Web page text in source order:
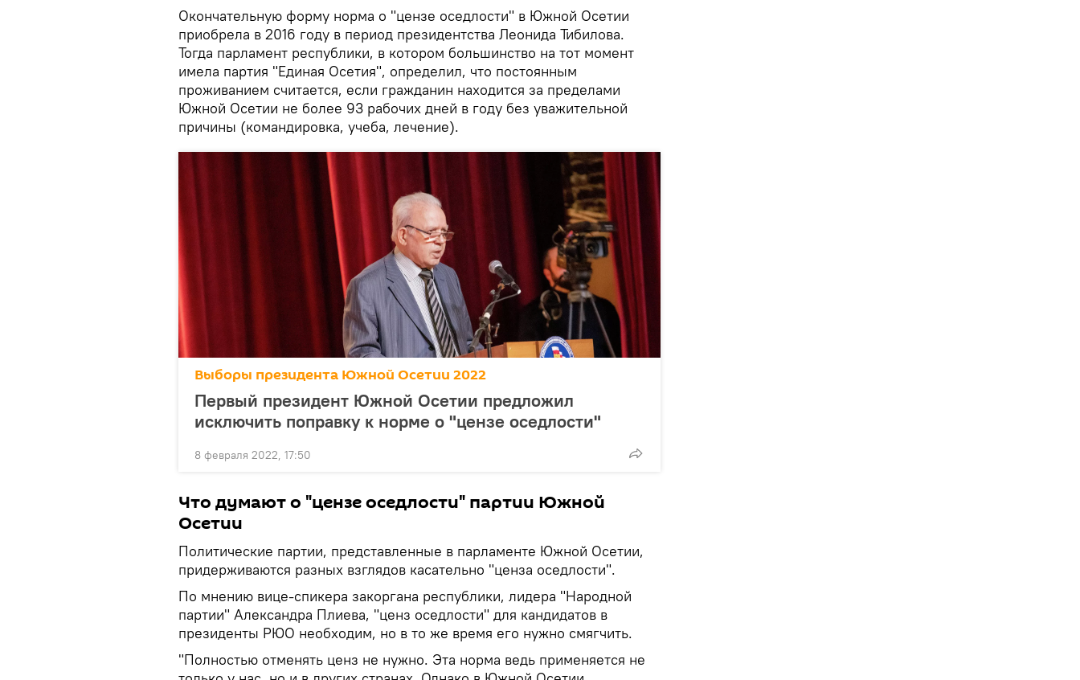
Окончательную форму норма о "цензе оседлости" в Южной Осетии
приобрела в 2016 году в период президентства Леонида Тибилова.
Тогда парламент республики, в котором большинство на тот момент
имела партия "Единая Осетия", определил, что постоянным
проживанием считается, если гражданин находится за пределами
Южной Осетии не более 93 рабочих дней в году без уважительной
причины (командировка, учеба, лечение).
Выборы президента Южной Осетии 2022
Первый президент Южной Осетии предложил
исключить поправку к норме о "цензе оседлости"
8 февраля 2022, 17:50
Что думают о "цензе оседлости" партии Южной
Осетии
Политические партии, представленные в парламенте Южной Осетии,
придерживаются разных взглядов касательно "ценза оседлости".
По мнению вице-спикера закоргана республики, лидера "Народной
партии" Александра Плиева, "ценз оседлости" для кандидатов в
президенты РЮО необходим, но в то же время его нужно смягчить.
"Полностью отменять ценз не нужно. Эта норма ведь применяется не